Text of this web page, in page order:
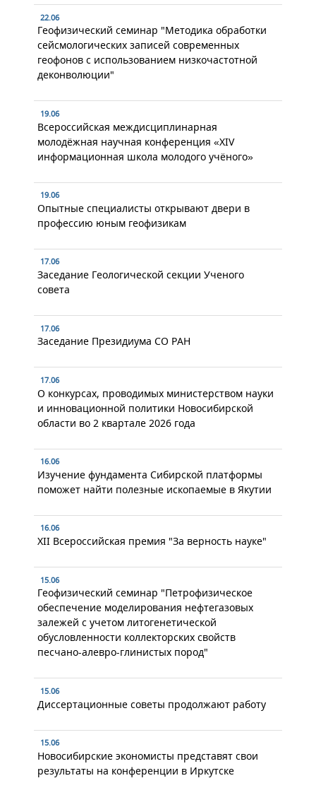
22.06
Геофизический семинар "Методика обработки
сейсмологических записей современных
геофонов с использованием низкочастотной
деконволюции"
19.06
Всероссийская междисциплинарная
молодёжная научная конференция «XIV
информационная школа молодого учёного»
19.06
Опытные специалисты открывают двери в
профессию юным геофизикам
17.06
Заседание Геологической секции Ученого
совета
17.06
Заседание Президиума СО РАН
17.06
О конкурсах, проводимых министерством науки
и инновационной политики Новосибирской
области во 2 квартале 2026 года
16.06
Изучение фундамента Сибирской платформы
поможет найти полезные ископаемые в Якутии
16.06
XII Всероссийская премия "За верность науке"
15.06
Геофизический семинар "Петрофизическое
обеспечение моделирования нефтегазовых
залежей с учетом литогенетической
обусловленности коллекторских свойств
песчано-алевро-глинистых пород"
15.06
Диссертационные советы продолжают работу
15.06
Новосибирские экономисты представят свои
результаты на конференции в Иркутске